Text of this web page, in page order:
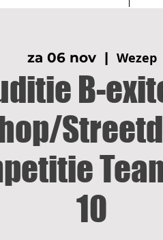
za 06 nov
  |
Wezep
B-
10